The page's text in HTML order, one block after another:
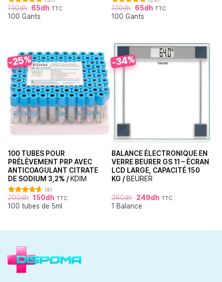
Note4.86
sur 5
130dh 65dh TTC
100 Gants
Note4.76
sur 5
130dh 65dh TTC
100 Gants
-25%
100 TUBES POUR
PRÉLÈVEMENT PRP AVEC
ANTICOAGULANT CITRATE
DE SODIUM 3,2% / KDIM
Note4.63
sur 5
(8)
200dh 150dh TTC
100 tubes de 5ml
-34%
BALANCE ÉLECTRONIQUE EN
VERRE BEURER GS 11 – ÉCRAN
LCD LARGE, CAPACITÉ 150
KG / BEURER
380dh 249dh TTC
1 Balance